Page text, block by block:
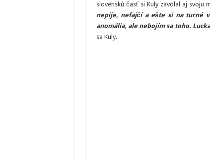
slovenskú časť si Kuly zavolal aj svoju
nepije, nefajčí a ešte si na turné
anomália, ale nebojím sa toho.
sa Kuly.